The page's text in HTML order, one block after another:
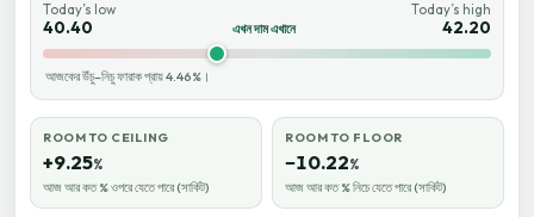
Today’s low
40.40 এখন দাম এখানে
Today’s high
42.20
আজকের উঁচু–নিচু ফারাক প্রায় 4.46%।
ROOM TO CEILING
+9.25%
আজ আর কত % ওপরে যেতে পারে (সার্কিট)
ROOM TO FLOOR
−10.22%
আজ আর কত % নিচে যেতে পারে (সার্কিট)